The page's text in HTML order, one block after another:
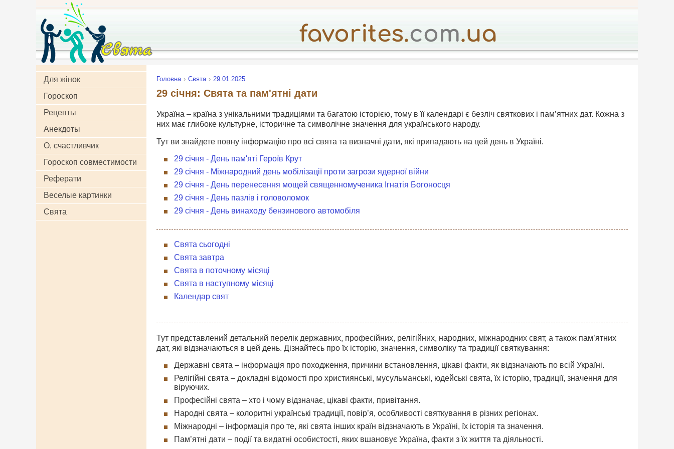
Для жінок
Гороскоп
Рецепты
Анекдоты
О, счастливчик
Гороскоп совместимости
Реферати
Веселые картинки
Свята
Головна Свята 29.01.2025
29 січня: Свята та пам'ятні дати
Україна – країна з унікальними традиціями та багатою історією, тому в її календарі є безліч святкових і пам’ятних дат. Кожна з
них має глибоке культурне, історичне та символічне значення для українського народу.
Тут ви знайдете повну інформацію про всі свята та визначні дати, які припадають на цей день в Україні.
29 січня - День пам'яті Героїв Крут
29 січня - Міжнародний день мобілізації проти загрози ядерної війни
29 січня - День перенесення мощей священномученика Ігнатія Богоносця
29 січня - День пазлів і головоломок
29 січня - День винаходу бензинового автомобіля
Свята сьогодні
Свята завтра
Свята в поточному місяці
Свята в наступному місяці
Календар свят
Тут представлений детальний перелік державних, професійних, релігійних, народних, міжнародних свят, а також пам’ятних
дат, які відзначаються в цей день. Дізнайтесь про їх історію, значення, символіку та традиції святкування:
Державні свята – інформація про походження, причини встановлення, цікаві факти, як відзначають по всій Україні.
Релігійні свята – докладні відомості про християнські, мусульманські, юдейські свята, їх історію, традиції, значення для
віруючих.
Професійні свята – хто і чому відзначає, цікаві факти, привітання.
Народні свята – колоритні українські традиції, повір’я, особливості святкування в різних регіонах.
Міжнародні – інформація про те, які свята інших країн відзначають в Україні, їх історія та значення.
Пам’ятні дати – події та видатні особистості, яких вшановує Україна, факти з їх життя та діяльності.